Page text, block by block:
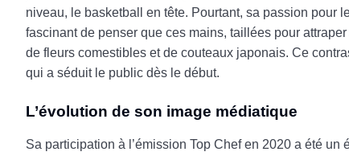
niveau, le basketball en tête. Pourtant, sa passion pour
fascinant de penser que ces mains, taillées pour
de fleurs comestibles et de couteaux japonais. Ce
qui a séduit le public dès le début.
L’évolution de son image médiatique
Sa participation à l’émission Top Chef en 2020 a été